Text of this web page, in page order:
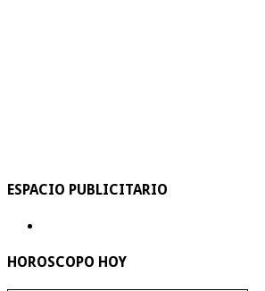
ESPACIO PUBLICITARIO
HOROSCOPO HOY